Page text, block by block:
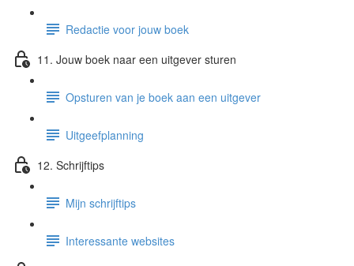
Redactie voor jouw boek
11. Jouw boek naar een uitgever sturen
Opsturen van je boek aan een uitgever
Uitgeefplanning
12. Schrijftips
Mijn schrijftips
Interessante websites